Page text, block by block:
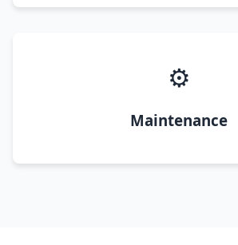
⚙️
Maintenance